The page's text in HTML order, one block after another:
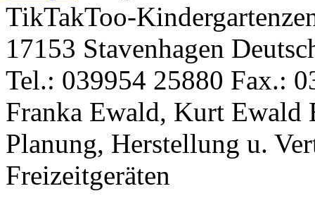
TikTakToo-
17153 Stavenhagen
Tel.: 039954 25880 Fax.:
Franka Ewald, Kurt Ewald
Planung, Herstellung u.
Freizeitgeräten